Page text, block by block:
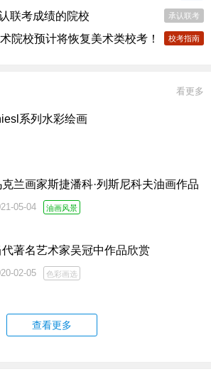
承认联考
联考成绩的院校
校考指南
院校预计将恢复美术类校考！
看更多
系列水彩绘画
克兰画家斯捷潘科·列斯尼科夫油画作品
05-04 油画风景
代著名艺术家吴冠中作品欣赏
02-05 色彩画选
查看更多